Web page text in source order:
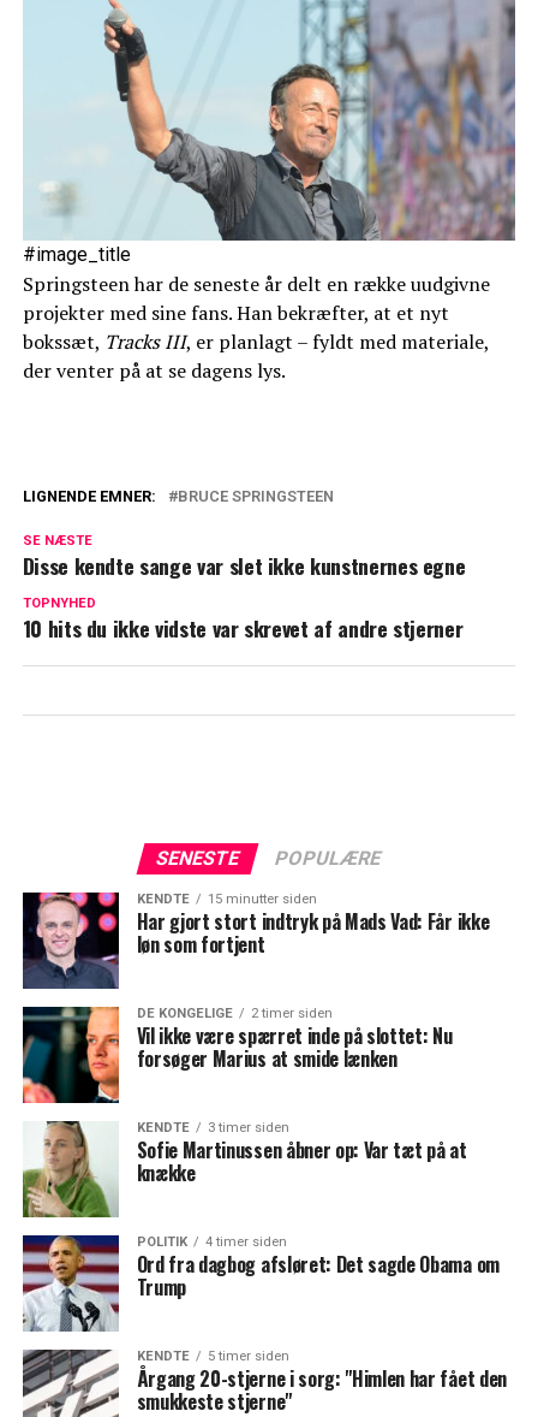
#image_title
Springsteen har de seneste år delt en række uudgivne
projekter med sine fans. Han bekræfter, at et nyt
bokssæt, Tracks III, er planlagt – fyldt med materiale,
der venter på at se dagens lys.
trist afsløring: Har kæmpet med
sygdommen i flere år
Dansk musiker hitter i Kina: Ligger
nummer et
LIGNENDE EMNER: BRUCE SPRINGSTEEN
SE NÆSTE
Disse kendte sange var slet ikke kunstnernes egne
TOPNYHED
10 hits du ikke vidste var skrevet af andre stjerner
SENESTE POPULÆRE
KENDTE 15 minutter siden
Har gjort stort indtryk på Mads Vad: Får ikke
løn som fortjent
DE KONGELIGE 2 timer siden
Vil ikke være spærret inde på slottet: Nu
forsøger Marius at smide lænken
KENDTE 3 timer siden
Sofie Martinussen åbner op: Var tæt på at
knække
POLITIK 4 timer siden
Ord fra dagbog afsløret: Det sagde Obama om
Trump
KENDTE 5 timer siden
Årgang 20-stjerne i sorg: "Himlen har fået den
smukkeste stjerne"